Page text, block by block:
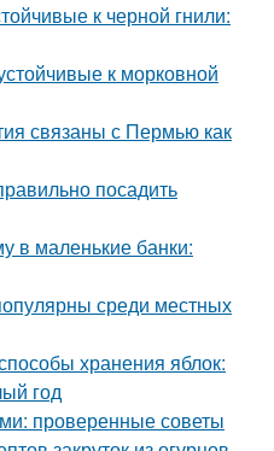
к черной гнили:
к морковной
связаны с Пермью как
посадить
в маленькие банки:
среди местных
хранения яблок:
год
проверенные советы